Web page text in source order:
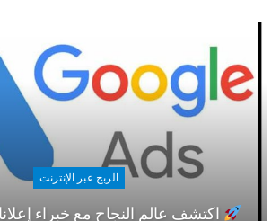
الربح عبر الإنترنت
اكتشف عالم النجاح مع خبراء